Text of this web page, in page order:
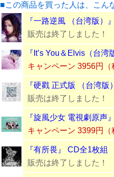
■この商品を買った人は、こん
『一路逆風 （台湾版）
販売は終了しました！
『It’s You＆Elvis（台
キャンペーン 3956円（
『硬戳 正式版 （台湾
販売は終了しました！
『旋風少女 電視劇原声
キャンペーン 3399円（
『有所畏』 CD全1枚組
販売は終了しました！